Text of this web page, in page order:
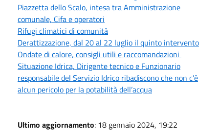
Piazzetta dello Scalo, intesa tra Amministrazione
comunale, Cifa e operatori
Rifugi climatici di comunità
Derattizzazione, dal 20 al 22 luglio il quinto intervento
Ondate di calore, consigli utili e raccomandazioni
Situazione Idrica, Dirigente tecnico e Funzionario
responsabile del Servizio Idrico ribadiscono che non c’è
alcun pericolo per la potabilità dell’acqua
Ultimo aggiornamento: 18 gennaio 2024, 19:22